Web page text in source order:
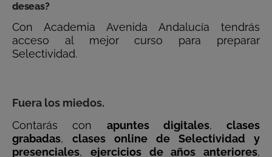
deseas?
Con Academia Avenida Andalucía tendrás
acceso al mejor curso para preparar
Selectividad.
Fuera los miedos.
Contarás con apuntes digitales, clases
grabadas, clases online de Selectividad y
presenciales, ejercicios de años anteriores,